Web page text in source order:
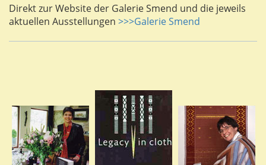
Direkt zur Website der Galerie Smend und die jeweils
aktuellen Ausstellungen >>>Galerie Smend